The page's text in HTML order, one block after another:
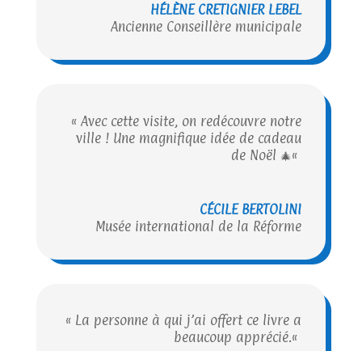
HÉLÈNE CRETIGNIER LEBEL
Ancienne Conseillère municipale
«Avec cette visite, on redécouvre notre
ville ! Une magnifique idée de cadeau
de Noël 🎄«
CÉCILE BERTOLINI
Musée international de la Réforme
« La personne à qui j’ai offert ce livre a
beaucoup apprécié.«